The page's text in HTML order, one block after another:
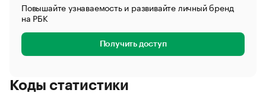
Повышайте узнаваемость и развивайте личный бренд
на РБК
Получить доступ
Коды статистики